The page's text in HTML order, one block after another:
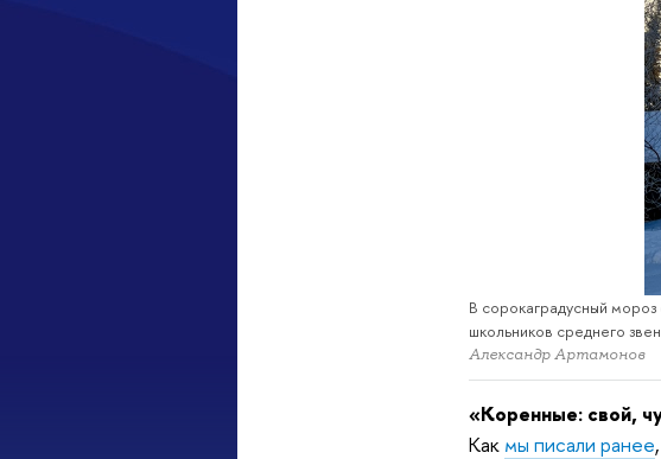
В сорокаградусный
школьников среднего
Александр Артамонов
«Коренные: свой,
Как мы писали ранее